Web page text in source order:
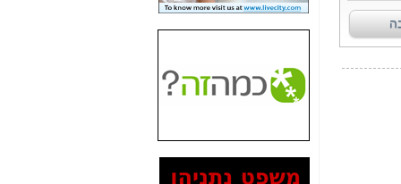
היה צריך בכלל לחתום
על האישור, שנתן
האם ביבי וקרא קבלו
בכלל תמורה עבור
המסמכים בנושא בזק-
Yes (תיק 4000)